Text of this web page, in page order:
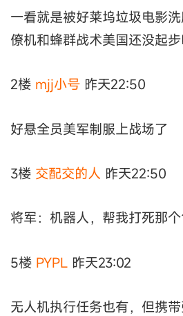
一看就是被好莱坞垃圾电影
僚机和蜂群战术美国还没起
2楼 mjj小号 昨天22:50
好悬全员美军制服上战场了
3楼 交配交的人 昨天22:50
将军：机器人，帮我打死那个
5楼 PYPL 昨天23:02
无人机执行任务也有，但携